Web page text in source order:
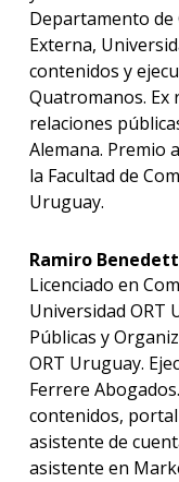
Departamento de
Externa,
contenidos y
Quatromanos. Ex
relaciones
Alemana. Premio
la Facultad de
Uruguay.
Ramiro
Licenciado en
Universidad ORT
Públicas y
ORT Uruguay.
Ferrere
contenidos,
asistente de
asistente en